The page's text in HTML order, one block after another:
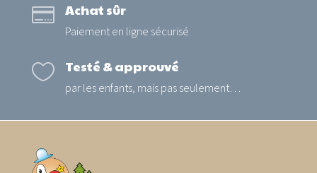
 Achat sûr
Paiement en ligne sécurisé
 Testé & approuvé
par les enfants, mais pas seulement…